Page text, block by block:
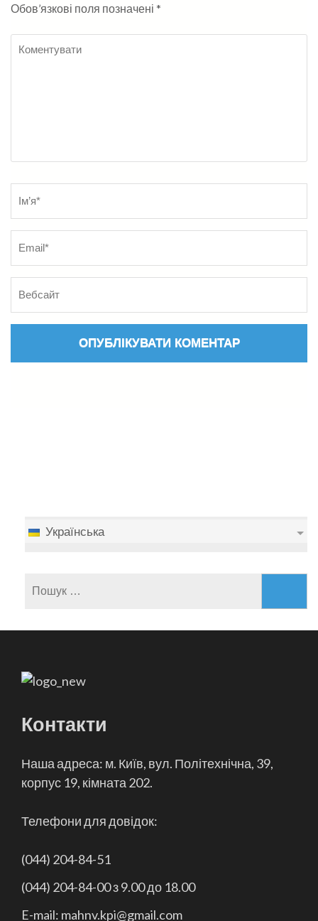
Обов’язкові поля позначені *
Українська
Контакти
Наша адреса: м. Київ, вул. Політехнічна, 39,
корпус 19, кімната 202.
Телефони для довідок:
(044) 204-84-51
(044) 204-84-00 з 9.00 до 18.00
E-mail: mahnv.kpi@gmail.com